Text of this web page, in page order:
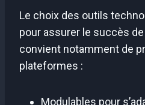
Le choix des outils
pour assurer le succès de
convient notamment de
plateformes :
Modulables pour